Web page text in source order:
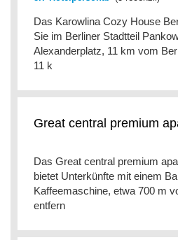
Das Karowlina Cozy House
Sie im Berliner Stadtteil
Alexanderplatz, 11 km vom
11 k
Great central premium
Das Great central premium
bietet Unterkünfte mit einem
Kaffeemaschine, etwa 700 m
entfern